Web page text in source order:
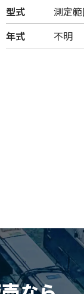
型式
測定
年式
不明